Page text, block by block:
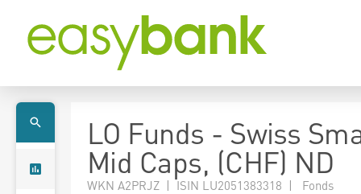
LO Funds - Swiss
Mid Caps, (CHF) ND
WKN A2PRJZ | ISIN LU2051383318 | Fonds